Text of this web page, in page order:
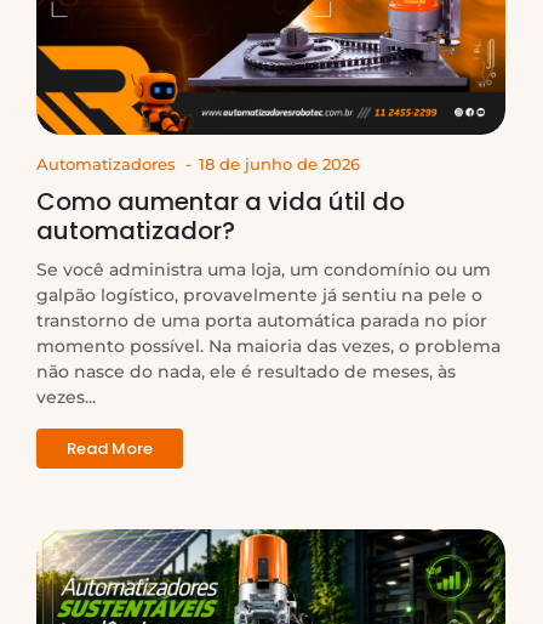
Automatizadores - 18 de junho de 2026
Como aumentar a vida útil do
automatizador?
Se você administra uma loja, um condomínio ou um
galpão logístico, provavelmente já sentiu na pele o
transtorno de uma porta automática parada no pior
momento possível. Na maioria das vezes, o problema
não nasce do nada, ele é resultado de meses, às
vezes...
Read More